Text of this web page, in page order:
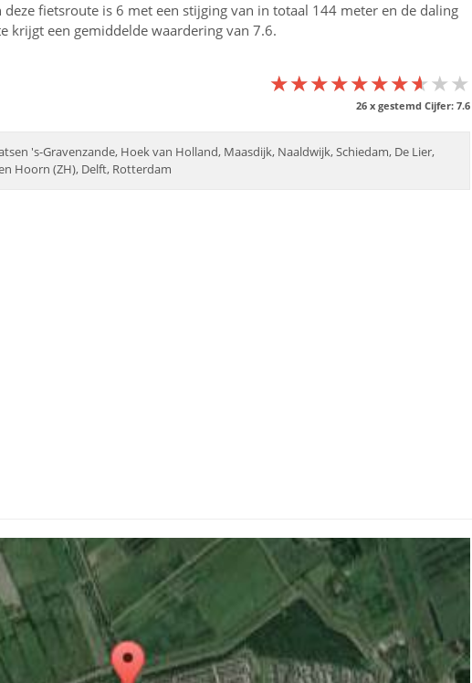
fietsroute is 6 met een stijging van in totaal 144 meter en de daling
krijgt een gemiddelde waardering van 7.6.
★★★★★★★★★★
★★★★★★★★★★
★★★★★★★★★★
26x gestemd Cijfer: 7.6
's-Gravenzande, Hoek van Holland, Maasdijk, Naaldwijk, Schiedam, De Lier,
Hoorn (ZH), Delft, Rotterdam